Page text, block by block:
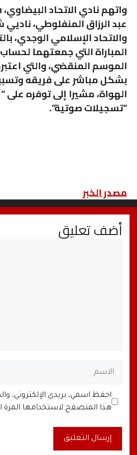
واتهم نادي الاتحاد
عبد الرزاق المنفلوطي، ناديي
والاتحاد الإسلامي الوجدي،
الموسم المنقضي، والتي
بشكل مباشر على فريقه
الهواة، مشيرا إلى توفره على
“تسجيلات صوتية”.
مصدر الخبر
أضف تعليق
الاسم
البريد
الإلكتروني
الموقع
الإلكتروني
احفظ اسمي، بريدي الإلكتروني،
هذا المتصفح لاستخدامها المرة